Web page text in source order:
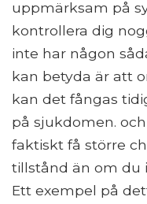
uppmärksam på
kontrollera dig
inte har någon
kan betyda är att
kan det fångas
på sjukdomen.
faktiskt få större
tillstånd än om du
Ett exempel på